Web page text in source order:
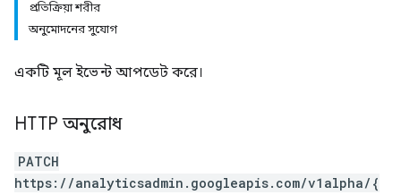
প্রতিক্রিয়া শরীর
অনুমোদনের সুযোগ
একটি মূল ইভেন্ট আপডেট করে।
HTTP অনুরোধ
PATCH
https://analyticsadmin.googleapis.com/v1alpha/{